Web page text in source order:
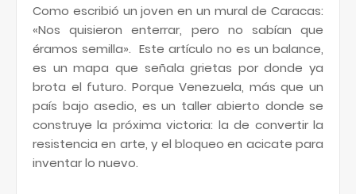
Como escribió un joven en un mural de Caracas:
«Nos quisieron enterrar, pero no sabían que
éramos semilla». Este artículo no es un balance,
es un mapa que señala grietas por donde ya
brota el futuro. Porque Venezuela, más que un
país bajo asedio, es un taller abierto donde se
construye la próxima victoria: la de convertir la
resistencia en arte, y el bloqueo en acicate para
inventar lo nuevo.